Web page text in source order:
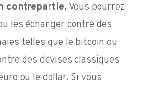
contrepartie. Vous pourrez
les échanger contre des
telles que le bitcoin ou
des devises classiques
ou le dollar. Si vous